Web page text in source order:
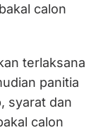
calon
terlaksana
panitia
syarat dan
calon